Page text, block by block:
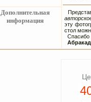
Дополнительная
информация
эту
стол
Спасибо